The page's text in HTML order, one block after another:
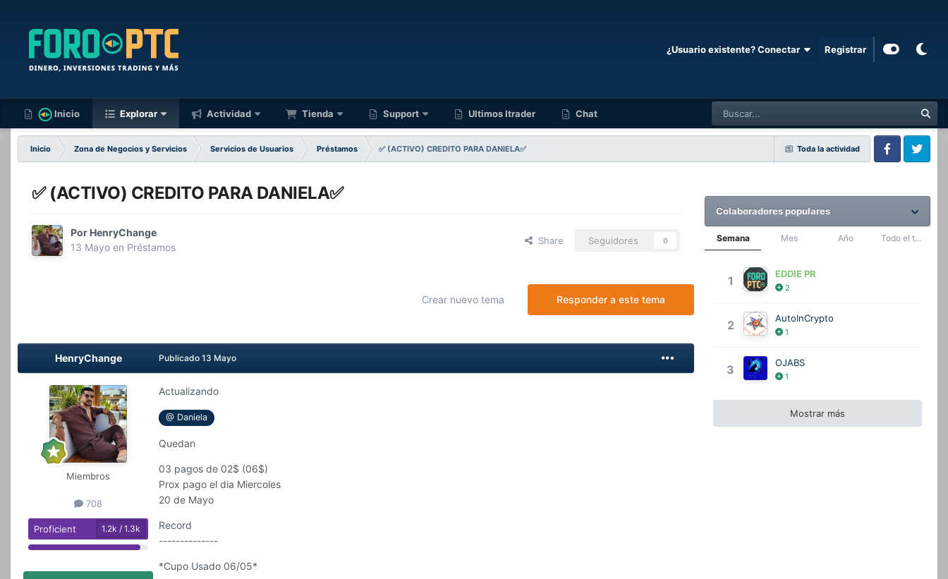
¿Usuario existente? Conectar Registrar
Inicio Explorar Actividad Tienda Support Ultimos Itrader Chat
Toda la actividad
Inicio Zona de Negocios y Servicios Servicios de Usuarios Préstamos
✅️ (ACTIVO) CREDITO PARA DANIELA✅️
FacebookTwitter
✅️ (ACTIVO) CREDITO PARA DANIELA✅️
Por HenryChange
13 Mayo en Préstamos
Share Seguidores 0
Responder a este tema
Crear nuevo tema
HenryChange
Miembros
708
Proficient 1.2k / 1.3k
Publicado 13 Mayo
Actualizando
@ Daniela
Quedan
03 pagos de 02$ (06$)
Prox pago el dia Miercoles
20 de Mayo
Record
--------------
*Cupo Usado 06/05*
Colaboradores populares
Semana Mes Año Todo el tiempo
1 EDDIE PR
2
2 AutoInCrypto
1
3 OJABS
1
Mostrar más